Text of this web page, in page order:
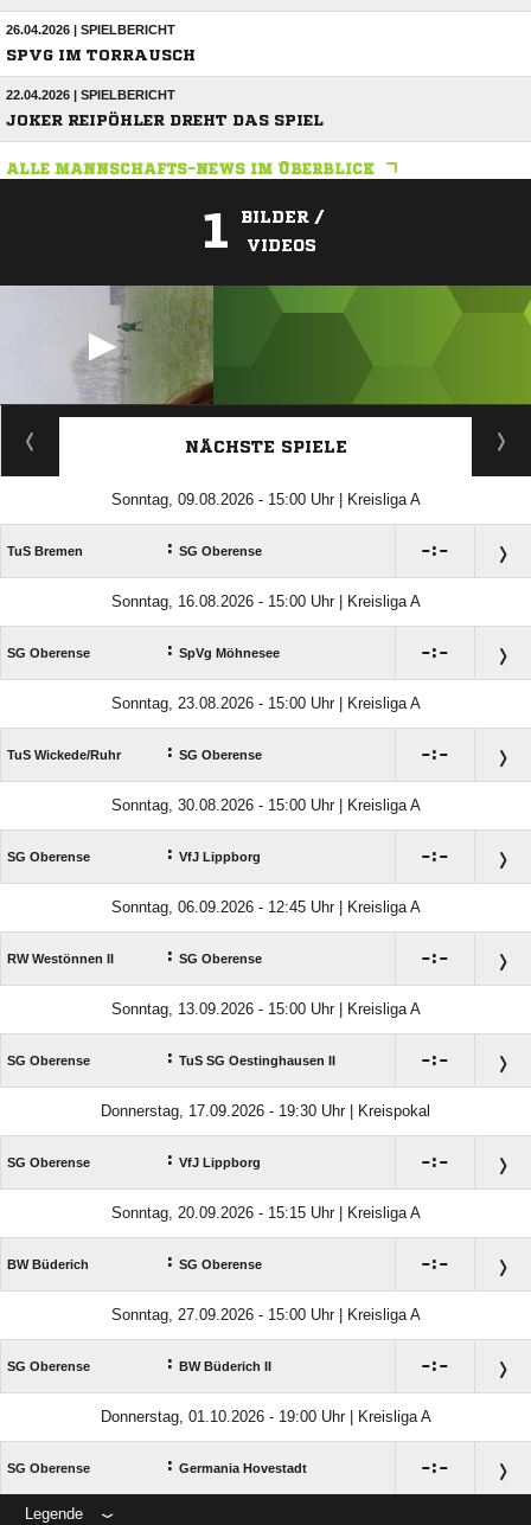
26.04.2026 | SPIELBERICHT
SPVG IM TORRAUSCH
22.04.2026 | SPIELBERICHT
JOKER REIPÖHLER DREHT DAS SPIEL
ALLE MANNSCHAFTS-NEWS IM ÜBERBLICK
1
BILDER /
VIDEOS
ANZEIGE
NÄCHSTE SPIELE
Sonntag, 09.08.2026 - 15:00 Uhr | Kreisliga A
TuS Bremen : SG Oberense :
Sonntag, 16.08.2026 - 15:00 Uhr | Kreisliga A
SG Oberense : SpVg Möhnesee :
Sonntag, 23.08.2026 - 15:00 Uhr | Kreisliga A
TuS Wickede/​Ruhr : SG Oberense :
Sonntag, 30.08.2026 - 15:00 Uhr | Kreisliga A
SG Oberense : VfJ Lippborg :
Sonntag, 06.09.2026 - 12:45 Uhr | Kreisliga A
RW Westönnen II : SG Oberense :
Sonntag, 13.09.2026 - 15:00 Uhr | Kreisliga A
SG Oberense : TuS SG Oestinghausen II :
Donnerstag, 17.09.2026 - 19:30 Uhr | Kreispokal
SG Oberense : VfJ Lippborg :
Sonntag, 20.09.2026 - 15:15 Uhr | Kreisliga A
BW Büderich : SG Oberense :
Sonntag, 27.09.2026 - 15:00 Uhr | Kreisliga A
SG Oberense : BW Büderich II :
Donnerstag, 01.10.2026 - 19:00 Uhr | Kreisliga A
SG Oberense : Germania Hovestadt :
Legende